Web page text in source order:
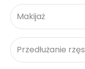
Makijaż
Przedłużanie rzęs